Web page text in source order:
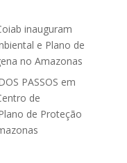
inauguram
e Plano de
no Amazonas
PASSOS em
de
de Proteção